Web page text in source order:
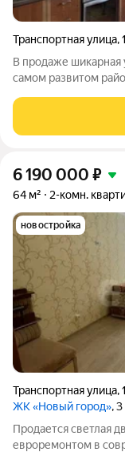
Транспортная улица,
В продаже шикарная
самом развитом
Расположена по
этаже 9 этажного
6 190 000 ₽
64 м² 2-комн.
новостройка
Транспортная улица,
ЖК «Новый город»,
Продается светлая
евроремонтом в